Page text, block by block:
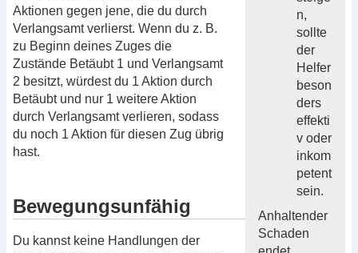
n,
sollte
der
Helfer
beson
ders
effekti
v oder
inkom
petent
sein.
Anhaltender
Schaden
Aktionen gegen jene, die du durch
Verlangsamt verlierst. Wenn du z. B.
zu Beginn deines Zuges die
Zustände Betäubt 1 und Verlangsamt
2 besitzt, würdest du 1 Aktion durch
Betäubt und nur 1 weitere Aktion
durch Verlangsamt verlieren, sodass
du noch 1 Aktion für diesen Zug übrig
hast.
Bewegungsunfähig
Du kannst keine Handlungen der